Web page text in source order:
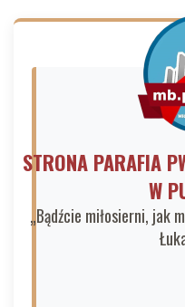
STRONA PARAFIA
W
„Bądźcie miłosierni, jak